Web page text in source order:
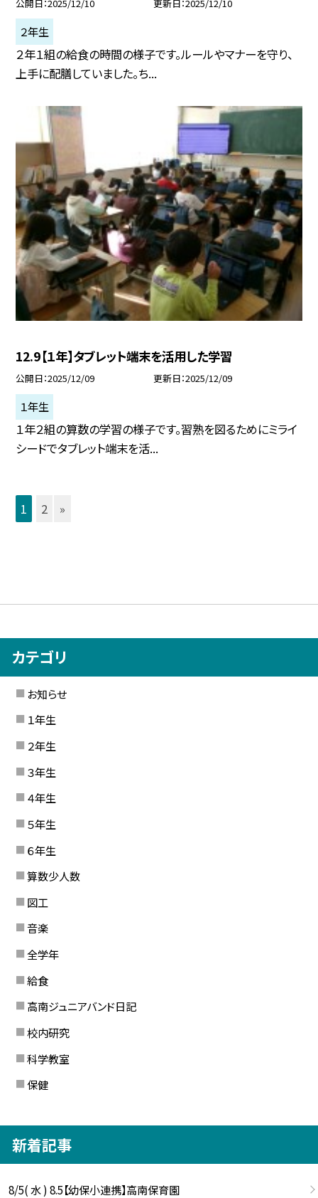
公開日 2025/12/10 更新日 2025/12/10
２年生
２年１組の給食の時間の様子です。ルールやマナーを守り、
上手に配膳していました。ち...
12.9【１年】タブレット端末を活用した学習
公開日 2025/12/09 更新日 2025/12/09
１年生
１年２組の算数の学習の様子です。習熟を図るためにミライ
シードでタブレット端末を活...
1 2 »
カテゴリ
お知らせ
１年生
２年生
３年生
４年生
５年生
６年生
算数少人数
図工
音楽
全学年
給食
高南ジュニアバンド日記
校内研究
科学教室
保健
新着記事
8/5( 水 ) 8.5【幼保小連携】高南保育園